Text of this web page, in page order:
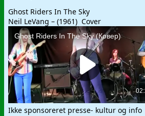
Ghost Riders In The Sky
Neil LeVang – (1961) Cover
Ikke sponsoreret presse- kultur og info